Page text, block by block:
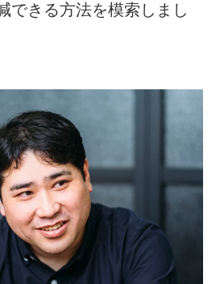
できる方法を模索しまし